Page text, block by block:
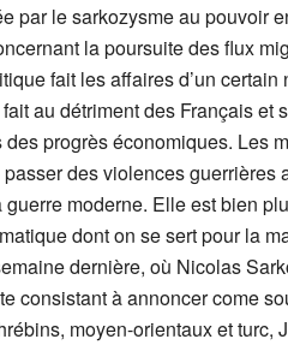
par le sarkozysme au pouvoir
la poursuite des flux
fait les affaires d’un certain
au détriment des Français et
progrès économiques. Les
des violences guerrières
moderne. Elle est bien
dont on se sert pour la
dernière, où Nicolas
consistant à annoncer come
moyen-orientaux et turc,